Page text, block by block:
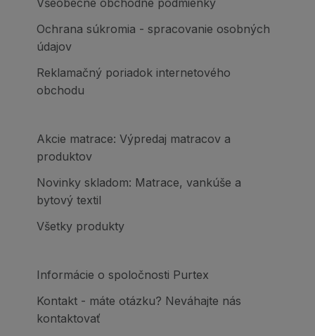
Ochrana súkromia - spracovanie osobných
údajov
Reklamačný poriadok internetového
obchodu
Akcie matrace: Výpredaj matracov a
produktov
Novinky skladom: Matrace, vankúše a
bytový textil
Všetky produkty
Informácie o spoločnosti Purtex
Kontakt - máte otázku? Neváhajte nás
kontaktovať